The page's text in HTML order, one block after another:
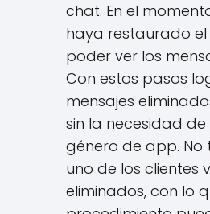
chat. En el
haya restaurado
poder ver los
Con estos pasos
mensajes
sin la necesidad
género de app.
uno de los clientes
eliminados, con lo